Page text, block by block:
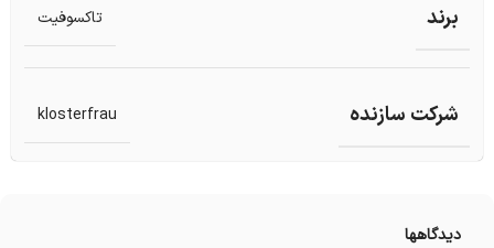
برند تاکسوفیت
شرکت سازنده klosterfrau
دیدگاهها